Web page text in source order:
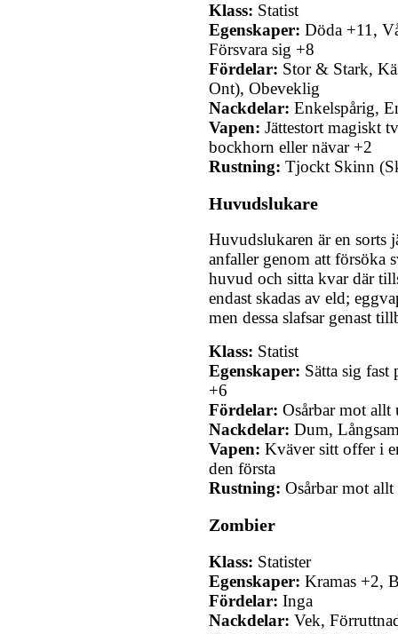
Klass: Statist
Egenskaper: Döda +11,
Försvara sig +8
Fördelar: Stor & Stark,
Ont), Obeveklig
Nackdelar: Enkelspårig,
Vapen: Jättestort magiskt
bockhorn eller nävar +2
Rustning: Tjockt Skinn
Huvudslukare
Huvudslukaren är en sorts
anfaller genom att försöka
huvud och sitta kvar där
endast skadas av eld;
men dessa slafsar genast
Klass: Statist
Egenskaper: Sätta sig
+6
Fördelar: Osårbar mot allt
Nackdelar: Dum,
Vapen: Kväver sitt offer i
den första
Rustning: Osårbar mot
Zombier
Klass: Statister
Egenskaper: Kramas +2,
Fördelar: Inga
Nackdelar: Vek,